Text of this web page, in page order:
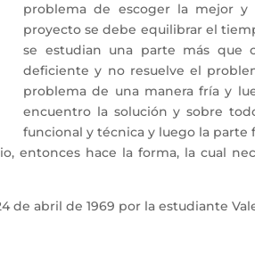
problema de escoger la mejor
proyecto se debe equilibrar el
se estudian una parte más que
deficiente y no resuelve el
problema de una manera fría y
encuentro la solución y sobre
funcional y técnica y luego la parte
hace la forma, la cual
abril de 1969 por la estudiante